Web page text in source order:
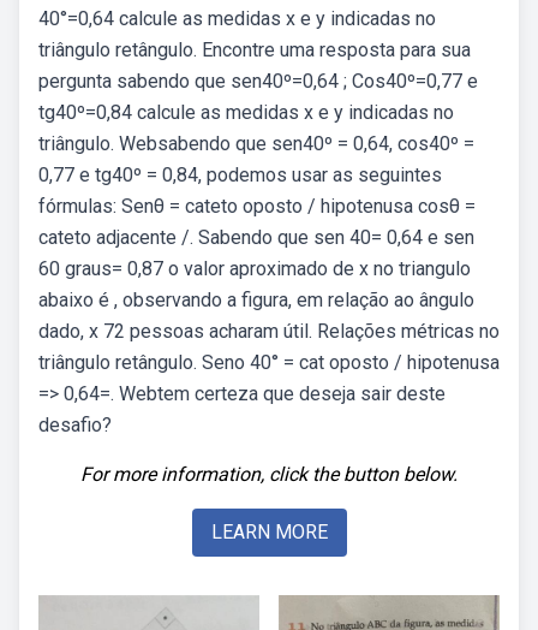
40°=0,64 calcule as medidas x e y indicadas no
triângulo retângulo. Encontre uma resposta para sua
pergunta sabendo que sen40º=0,64 ; Cos40º=0,77 e
tg40º=0,84 calcule as medidas x e y indicadas no
triângulo. Websabendo que sen40º = 0,64, cos40º =
0,77 e tg40º = 0,84, podemos usar as seguintes
fórmulas: Senθ = cateto oposto / hipotenusa cosθ =
cateto adjacente /. Sabendo que sen 40= 0,64 e sen
60 graus= 0,87 o valor aproximado de x no triangulo
abaixo é , observando a figura, em relação ao ângulo
dado, x 72 pessoas acharam útil. Relações métricas no
triângulo retângulo. Seno 40° = cat oposto / hipotenusa
=> 0,64=. Webtem certeza que deseja sair deste
desafio?
For more information, click the button below.
LEARN MORE